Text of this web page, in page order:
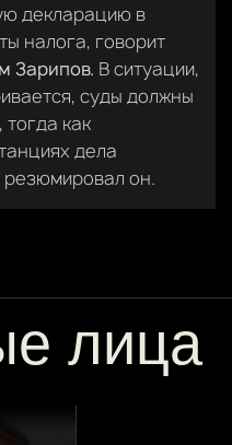
декларацию в
налога, говорит
Зарипов. В ситуации,
суды должны
как
дела
он.
лица